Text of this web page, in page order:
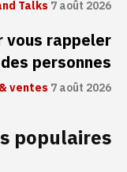
Talks7 août 2026
vous rappeler
personnes
ventes7 août 2026
populaires